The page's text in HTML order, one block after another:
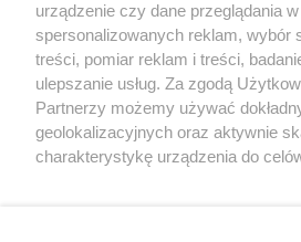
Zapisz się do
Dołącz do grona ludzi najlepiej
Zapisz się »
urządzenie czy dane przeglądania
spersonalizowanych reklam, wybór
treści, pomiar reklam i treści,
ulepszanie usług. Za zgodą
Partnerzy możemy używać
geolokalizacyjnych oraz aktywnie
charakterystykę urządzenia do